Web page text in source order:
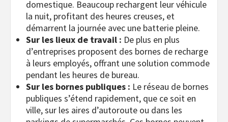
domestique. Beaucoup rechargent leur véhicule
la nuit, profitant des heures creuses, et
démarrent la journée avec une batterie pleine.
Sur les lieux de travail : De plus en plus
d’entreprises proposent des bornes de recharge
à leurs employés, offrant une solution commode
pendant les heures de bureau.
Sur les bornes publiques : Le réseau de bornes
publiques s’étend rapidement, que ce soit en
ville, sur les aires d’autoroute ou dans les